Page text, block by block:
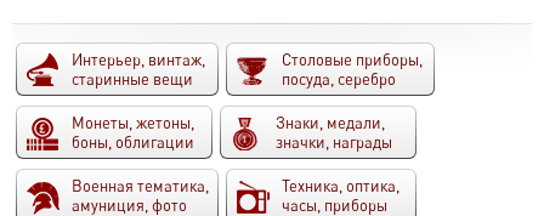
Интерьер, винтаж,
старинные вещи
Столовые приборы,
посуда, серебро
Монеты, жетоны,
боны, облигации
Знаки, медали,
значки, награды
Военная тематика,
амуниция, фото
Техника, оптика,
часы, приборы